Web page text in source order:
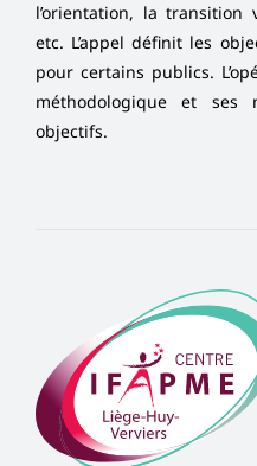
l’orientation, la transition
etc. L’appel définit les
pour certains publics.
méthodologique et ses
objectifs.